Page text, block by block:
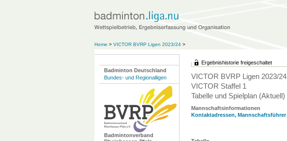
Home > VICTOR BVRP Ligen 2023/24 >
Badminton Deutschland
Bundes- und Regionalligen
Badmintonverband
Ergebnishistorie freigeschaltet
VICTOR BVRP Ligen 2023/24
VICTOR Staffel 1
Tabelle und Spielplan (Aktuell)
Mannschaftsinformationen
Kontaktadressen,